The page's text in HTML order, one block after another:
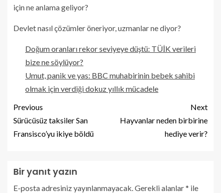
için ne anlama geliyor?
Devlet nasıl çözümler öneriyor, uzmanlar ne diyor?
Doğum oranları rekor seviyeye düştü: TÜİK verileri
bize ne söylüyor?
Umut, panik ve yas: BBC muhabirinin bebek sahibi
olmak için verdiği dokuz yıllık mücadele
Previous
Sürücüsüz taksiler San
Fransisco’yu ikiye böldü
Next
Hayvanlar neden birbirine
hediye verir?
Bir yanıt yazın
E-posta adresiniz yayınlanmayacak. Gerekli alanlar* ile